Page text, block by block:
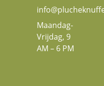
Maandag-
Vrijdag, 9
AM – 6 PM